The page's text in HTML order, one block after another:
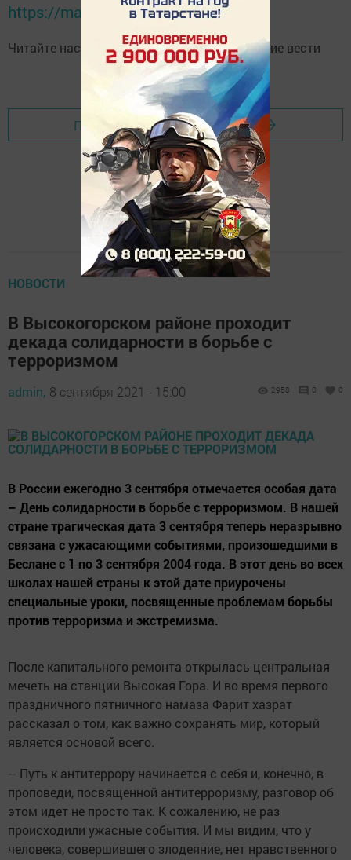
https://max.ru/tatmedia
Читайте нас в Telegram-каналеВысокогорские вести
Перейти на страницу новости
НОВОСТИ
В Высокогорском районе проходит
декада солидарности в борьбе с
терроризмом
admin, 8 сентября 2021 - 15:00 2958 0 0
В России ежегодно 3 сентября отмечается особая дата
– День солидарности в борьбе с терроризмом. В нашей
стране трагическая дата 3 сентября теперь неразрывно
связана с ужасающими событиями, произошедшими в
Беслане с 1 по 3 сентября 2004 года. В этот день во всех
школах нашей страны к этой дате приурочены
специальные уроки, посвященные проблемам борьбы
против терроризма и экстремизма.
После капитального ремонта открылась центральная
мечеть на станции Высокая Гора. И во время первого
праздничного пятничного намаза Фарит хазрат
рассказал о том, как важно сохранять мир, который
является основой всего.
– Путь к антитеррору начинается с себя и, конечно, в
проповеди, посвященной антитерроризму, разговор об
этом идет не просто так. К сожалению, не раз
происходили ужасные события. И мы видим, что у
человека, совершившего злодеяние, нет нравственного